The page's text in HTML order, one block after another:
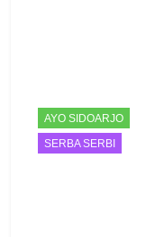
AYO SIDOARJO
SERBA SERBI